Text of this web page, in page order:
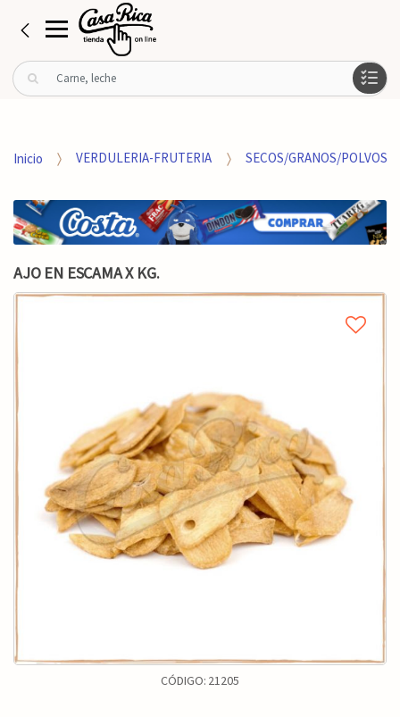
B
u
r
o
r
:
Inicio VERDULERIA-FRUTERIA SECOS/GRANOS/POLVOS
AJO EN ESCAMA X KG.
CÓDIGO: 21205